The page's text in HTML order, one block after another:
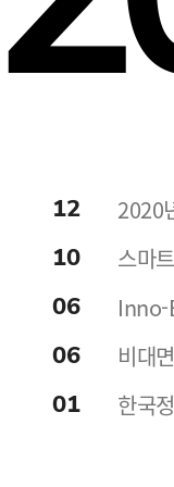
12 2020
10 스마
06 Inno-
06 비대
01 한국